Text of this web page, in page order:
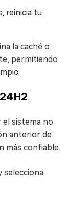
reinicia tu
la caché o
permitiendo
el sistema no
anterior de
más confiable.
selecciona